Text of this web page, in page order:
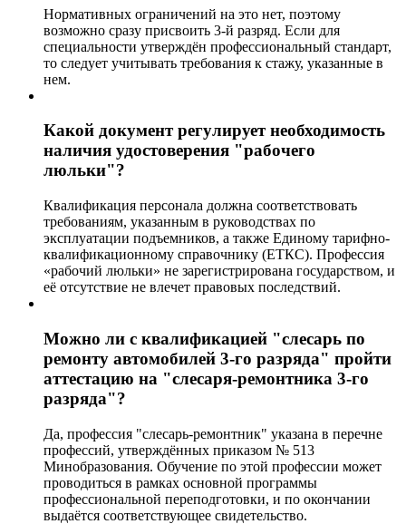
Нормативных ограничений на это нет, поэтому
возможно сразу присвоить 3-й разряд. Если для
специальности утверждён профессиональный стандарт,
то следует учитывать требования к стажу, указанные в
нем.
Какой документ регулирует необходимость
наличия удостоверения "рабочего
люльки"?
Квалификация персонала должна соответствовать
требованиям, указанным в руководствах по
эксплуатации подъемников, а также Единому тарифно-
квалификационному справочнику (ЕТКС). Профессия
«рабочий люльки» не зарегистрирована государством, и
её отсутствие не влечет правовых последствий.
Можно ли с квалификацией "слесарь по
ремонту автомобилей 3-го разряда" пройти
аттестацию на "слесаря-ремонтника 3-го
разряда"?
Да, профессия "слесарь-ремонтник" указана в перечне
профессий, утверждённых приказом № 513
Минобразования. Обучение по этой профессии может
проводиться в рамках основной программы
профессиональной переподготовки, и по окончании
выдаётся соответствующее свидетельство.